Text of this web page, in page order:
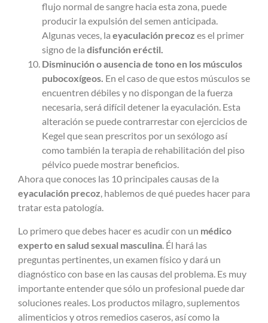
flujo normal de sangre hacia esta zona, puede
producir la expulsión del semen anticipada.
Algunas veces, la eyaculación precoz es el primer
signo de la disfunción eréctil.
Disminución o ausencia de tono en los músculos
pubocoxígeos. En el caso de que estos músculos se
encuentren débiles y no dispongan de la fuerza
necesaria, será difícil detener la eyaculación. Esta
alteración se puede contrarrestar con ejercicios de
Kegel que sean prescritos por un sexólogo así
como también la terapia de rehabilitación del piso
pélvico puede mostrar beneficios.
Ahora que conoces las 10 principales causas de la
eyaculación precoz, hablemos de qué puedes hacer para
tratar esta patología.
Lo primero que debes hacer es acudir con un médico
experto en salud sexual masculina . Él hará las
preguntas pertinentes, un examen físico y dará un
diagnóstico con base en las causas del problema. Es muy
importante entender que sólo un profesional puede dar
soluciones reales. Los productos milagro, suplementos
alimenticios y otros remedios caseros, así como la